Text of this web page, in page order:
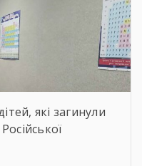
які загинули